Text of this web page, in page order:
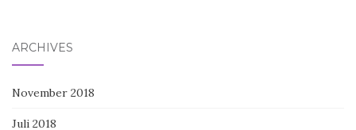
ARCHIVES
November 2018
Juli 2018